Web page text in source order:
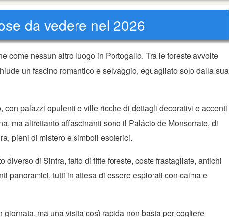
da vedere nel 2026
come nessun altro luogo in Portogallo. Tra le foreste avvolte
un fascino romantico e selvaggio, eguagliato solo dalla sua
con palazzi opulenti e ville ricche di dettagli decorativi e accenti
ma altrettanto affascinanti sono il Palácio de Monserrate, di
pieni di mistero e simboli esoterici.
di Sintra, fatto di fitte foreste, coste frastagliate, antichi
panoramici, tutti in attesa di essere esplorati con calma e
ma una visita così rapida non basta per cogliere